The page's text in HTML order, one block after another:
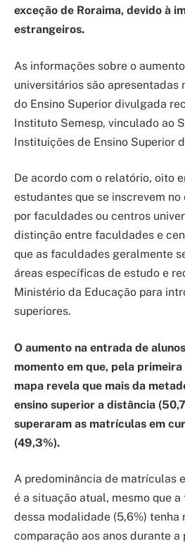
exceção de Roraima, devido à
estrangeiros.
As informações sobre o
universitários são apresentadas
do Ensino Superior divulgada
Instituto Semesp, vinculado ao
Instituições de Ensino Superior
De acordo com o relatório, oito
estudantes que se inscrevem
por faculdades ou centros
distinção entre faculdades e
que as faculdades geralmente
áreas específicas de estudo e
Ministério da Educação para
superiores.
O aumento na entrada de
momento em que, pela
mapa revela que mais da
ensino superior a distância
superaram as matrículas em
(49,3%).
A predominância de matrículas
é a situação atual, mesmo que
dessa modalidade (5,6%) tenha
comparação aos anos durante a